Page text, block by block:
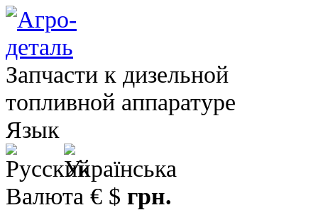
Запчасти к дизельной
топливной аппаратуре
Язык
Валюта € $ грн.